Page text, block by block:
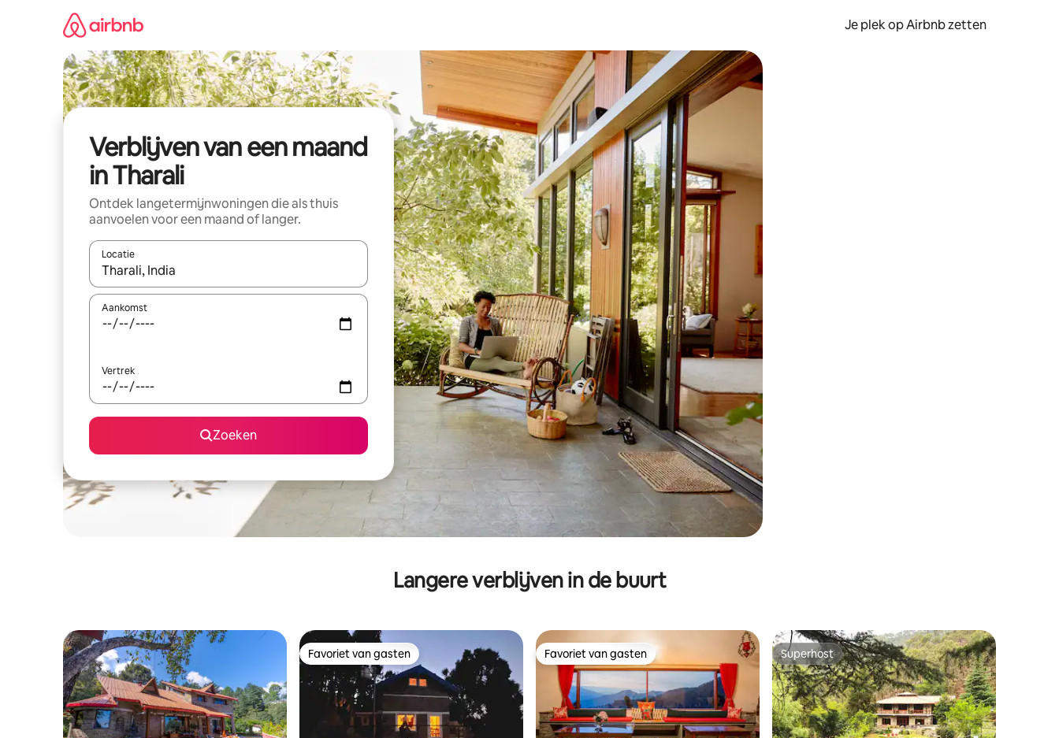
Je plek op Airbnb zetten
Verblijven van een maand
in Tharali
Ontdek langetermijnwoningen die als thuis
aanvoelen voor een maand of langer.
Locatie
Wanneer er resultaten beschikbaar zijn, maak je een keuze met je de pijltjestoetsen omhoog en omlaag, óf door te tikken of swipen.
Aankomst
Vertrek
Zoeken
Langere verblijven in de buurt
Favoriet van gasten
Favoriet van gasten Favoriet van gasten
Favoriet van gasten Superhost
Superhost